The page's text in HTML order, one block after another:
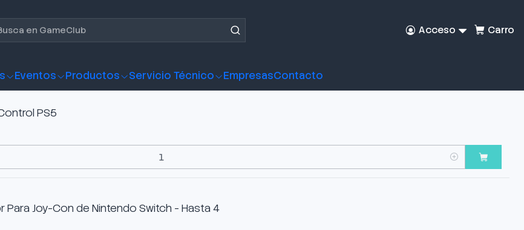
Acceso Carro
Eventos Productos Servicio Técnico EmpresasContacto
PS5
Joy-Con de Nintendo Switch - Hasta 4